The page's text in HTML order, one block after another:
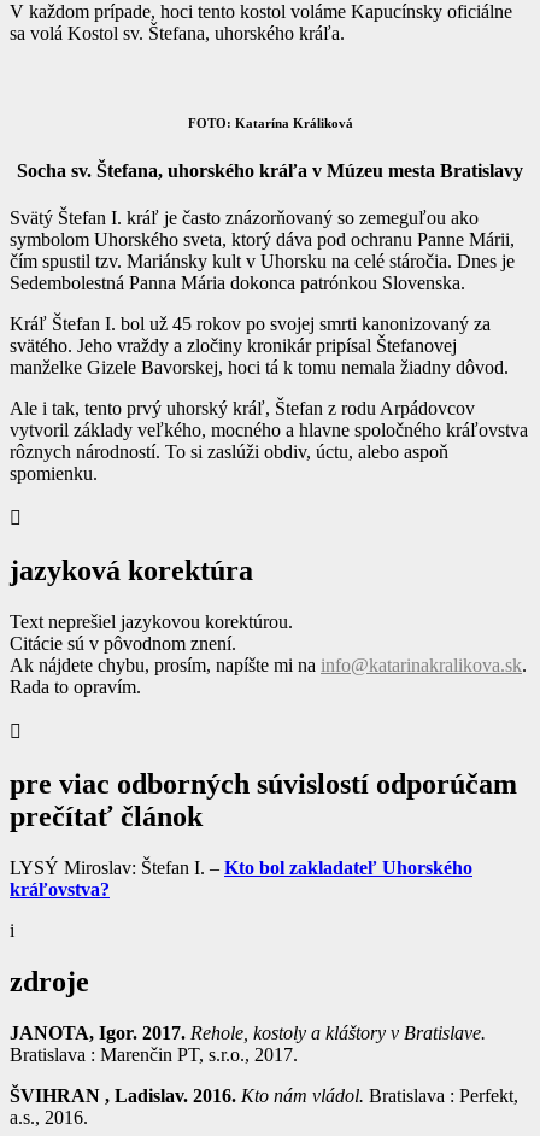
V každom prípade, hoci tento kostol voláme Kapucínsky oficiálne
sa volá Kostol sv. Štefana, uhorského kráľa.
FOTO: Katarína Králiková
Socha sv. Štefana, uhorského kráľa v Múzeu mesta Bratislavy
Svätý Štefan I. kráľ je často znázorňovaný so zemeguľou ako
symbolom Uhorského sveta, ktorý dáva pod ochranu Panne Márii,
čím spustil tzv. Mariánsky kult v Uhorsku na celé stáročia. Dnes je
Sedembolestná Panna Mária dokonca patrónkou Slovenska.
Kráľ Štefan I. bol už 45 rokov po svojej smrti kanonizovaný za
svätého. Jeho vraždy a zločiny kronikár pripísal Štefanovej
manželke Gizele Bavorskej, hoci tá k tomu nemala žiadny dôvod.
Ale i tak, tento prvý uhorský kráľ, Štefan z rodu Arpádovcov
vytvoril základy veľkého, mocného a hlavne spoločného kráľovstva
rôznych národností. To si zaslúži obdiv, úctu, alebo aspoň
spomienku.

jazyková korektúra
Text neprešiel jazykovou korektúrou.
Citácie sú v pôvodnom znení.
Ak nájdete chybu, prosím, napíšte mi na info@katarinakralikova.sk.
Rada to opravím.

pre viac odborných súvislostí odporúčam
prečítať článok
LYSÝ Miroslav: Štefan I. – Kto bol zakladateľ Uhorského
kráľovstva?
i
zdroje
JANOTA, Igor. 2017. Rehole, kostoly a kláštory v Bratislave.
Bratislava : Marenčin PT, s.r.o., 2017.
ŠVIHRAN , Ladislav. 2016. Kto nám vládol. Bratislava : Perfekt,
a.s., 2016.